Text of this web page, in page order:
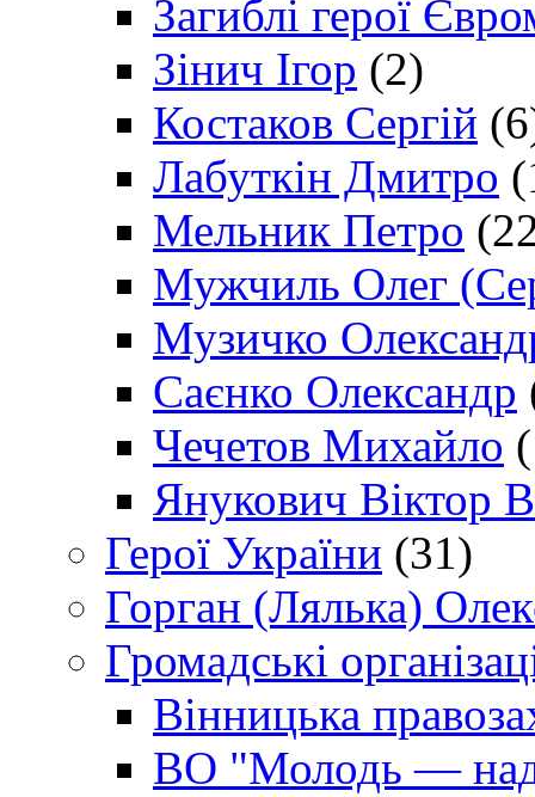
Загиблі герої
Зінич Ігор (2)
Костаков Сергій
Лабуткін Дмитро
Мельник Петро
Мужчиль Олег
Музичко
Саєнко Олександр
Чечетов Михайло
Янукович Віктор
Герої України (31)
Горган (Лялька)
Громадські
Вінницька
ВО "Молодь —